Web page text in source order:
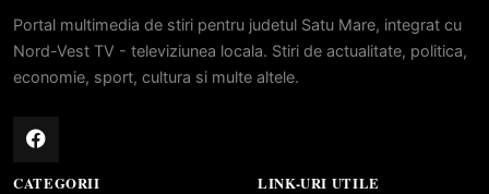
Portal multimedia de stiri pentru judetul Satu Mare, integrat cu
Nord-Vest TV - televiziunea locala. Stiri de actualitate, politica,
economie, sport, cultura si multe altele.
CATEGORII LINK-URI UTILE